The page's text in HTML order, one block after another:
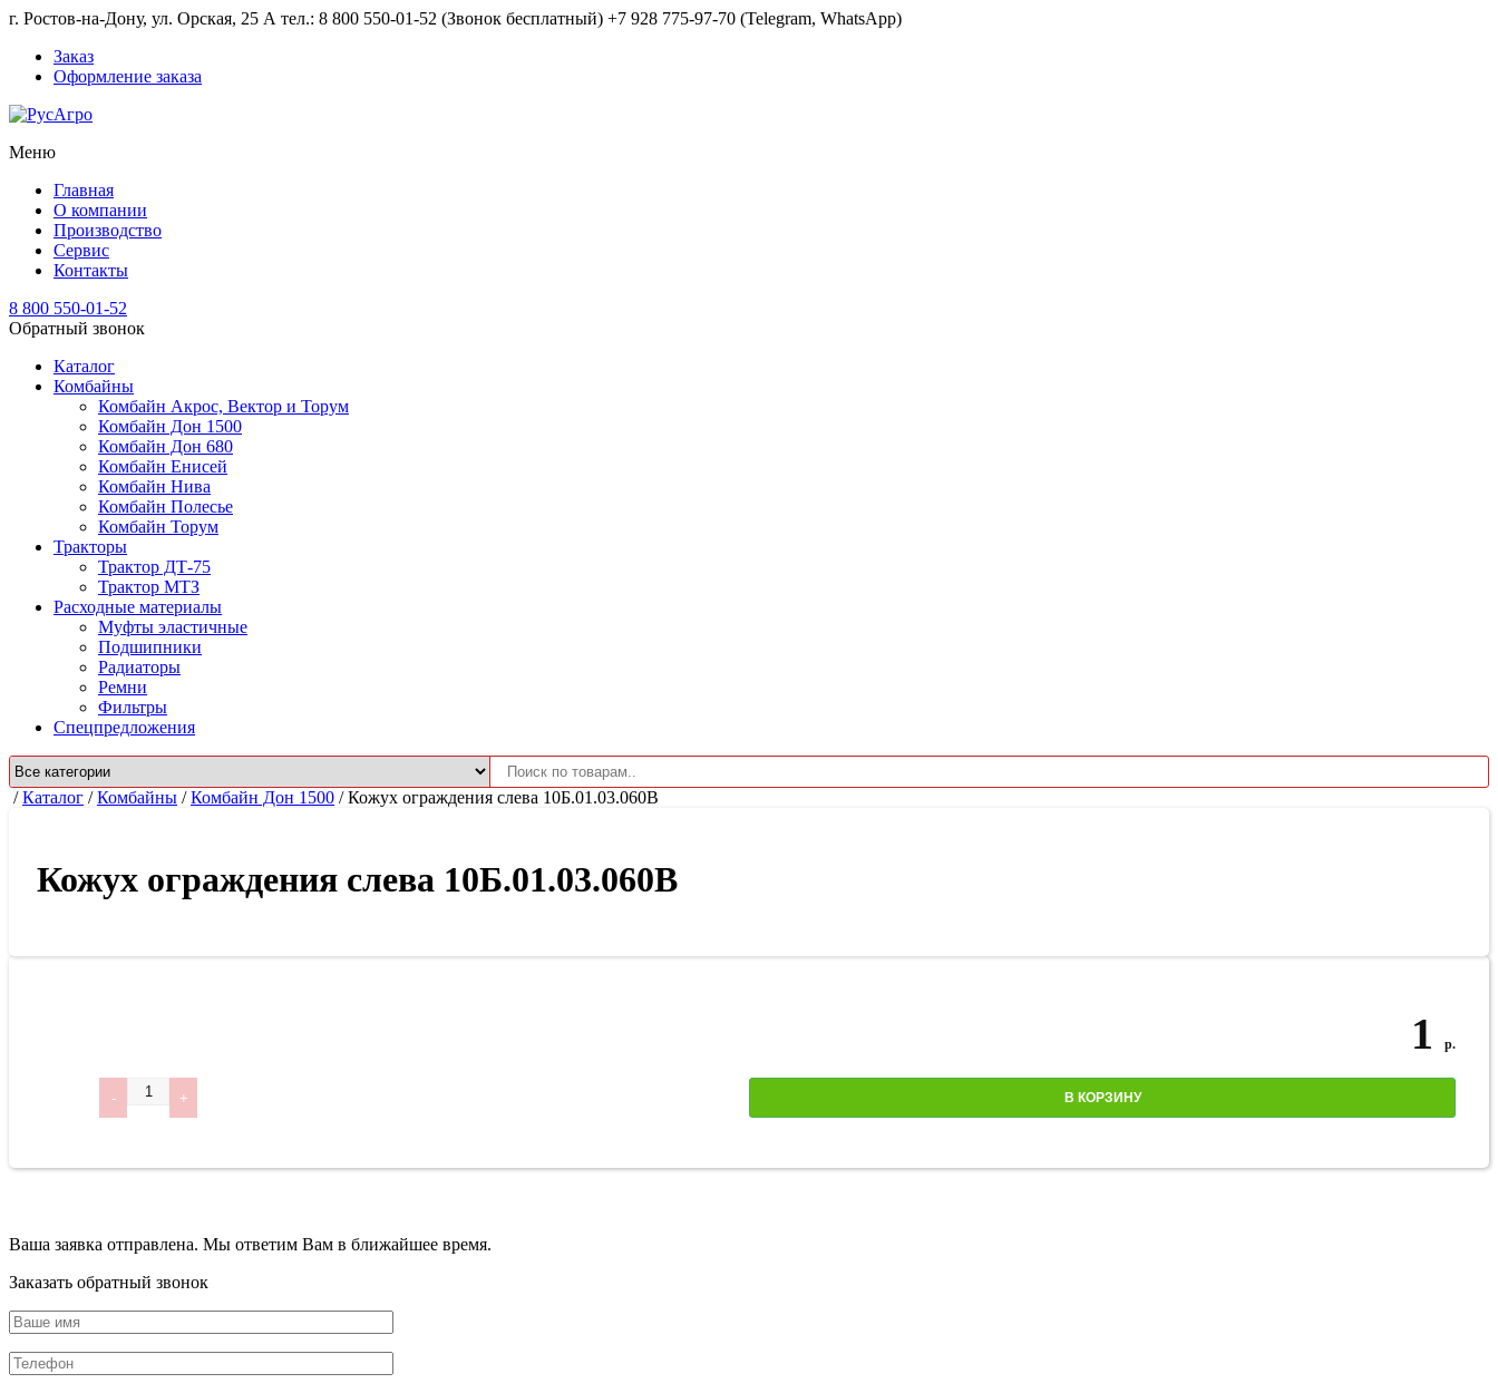
г. Ростов-на-Дону, ул. Орская, 25 А тел.: 8 800 550-01-52 (Звонок бесплатный) +7 928 775-97-70 (Telegram, WhatsApp)
Заказ
Оформление заказа
Меню
Главная
О компании
Производство
Сервис
Контакты
8 800 550-01-52
Обратный звонок
Каталог
Комбайны
Комбайн Акрос, Вектор и Торум
Комбайн Дон 1500
Комбайн Дон 680
Комбайн Енисей
Комбайн Нива
Комбайн Полесье
Комбайн Торум
Тракторы
Трактор ДТ-75
Трактор МТЗ
Расходные материалы
Муфты эластичные
Подшипники
Радиаторы
Ремни
Фильтры
Спецпредложения
/Каталог /Комбайны /Комбайн Дон 1500 /Кожух ограждения слева 10Б.01.03.060В
Кожух ограждения слева 10Б.01.03.060В
1 р.
Количество
В КОРЗИНУ
Ваша заявка отправлена. Мы ответим Вам в ближайшее время.
Заказать обратный звонок